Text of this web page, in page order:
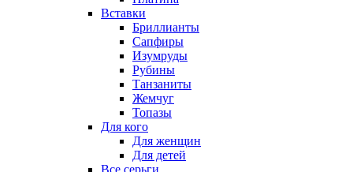
Вставки
Бриллианты
Сапфиры
Изумруды
Рубины
Танзаниты
Жемчуг
Топазы
Для кого
Для женщин
Для детей
Все серьги